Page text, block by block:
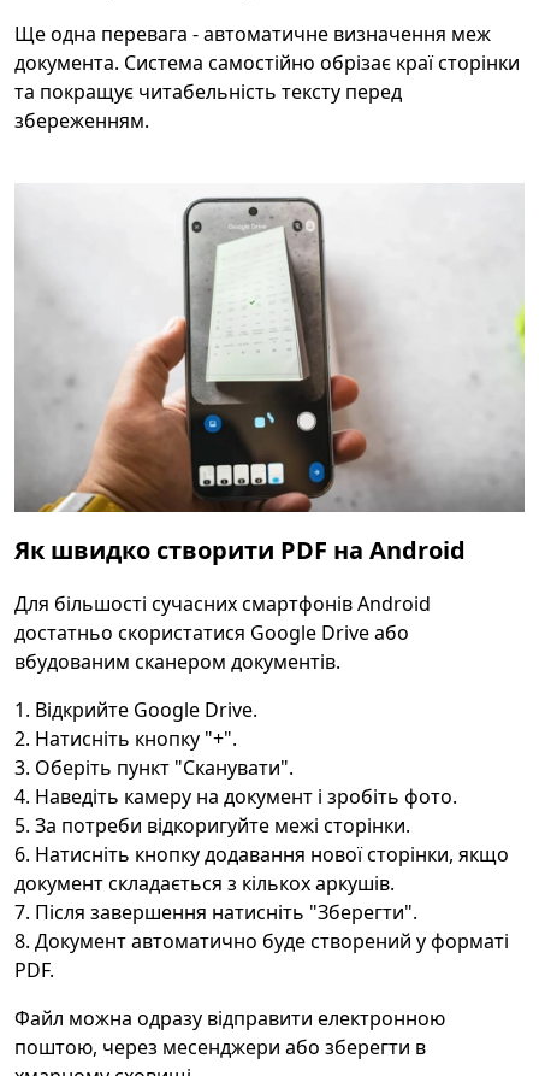
Ще одна перевага - автоматичне визначення меж
документа. Система самостійно обрізає краї сторінки
та покращує читабельність тексту перед
збереженням.
Як швидко створити PDF на Android
Для більшості сучасних смартфонів Android
достатньо скористатися Google Drive або
вбудованим сканером документів.
Відкрийте Google Drive.
Натисніть кнопку "+".
Оберіть пункт "Сканувати".
Наведіть камеру на документ і зробіть фото.
За потреби відкоригуйте межі сторінки.
Натисніть кнопку додавання нової сторінки, якщо
документ складається з кількох аркушів.
Після завершення натисніть "Зберегти".
Документ автоматично буде створений у форматі
PDF.
Файл можна одразу відправити електронною
поштою, через месенджери або зберегти в